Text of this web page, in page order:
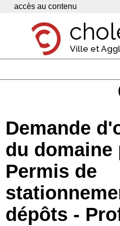
Panneau de gestion des cookies
accès au contenu
Ville et
Economie
Services
Contacts
Demande
du domaine
Permis de
dépôts -